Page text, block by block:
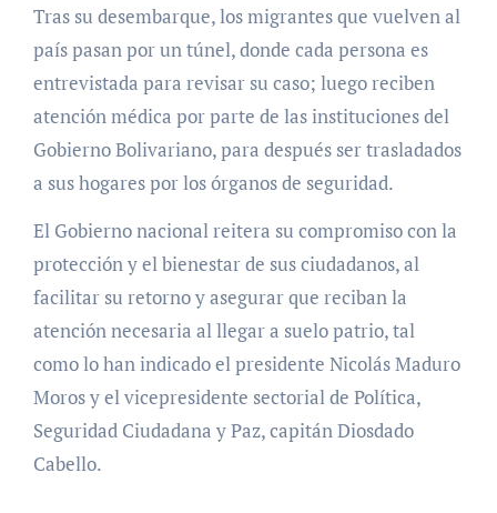
Tras su desembarque, los migrantes que vuelven al
país pasan por un túnel, donde cada persona es
entrevistada para revisar su caso; luego reciben
atención médica por parte de las instituciones del
Gobierno Bolivariano, para después ser trasladados
a sus hogares por los órganos de seguridad.
El Gobierno nacional reitera su compromiso con la
protección y el bienestar de sus ciudadanos, al
facilitar su retorno y asegurar que reciban la
atención necesaria al llegar a suelo patrio, tal
como lo han indicado el presidente Nicolás Maduro
Moros y el vicepresidente sectorial de Política,
Seguridad Ciudadana y Paz, capitán Diosdado
Cabello.